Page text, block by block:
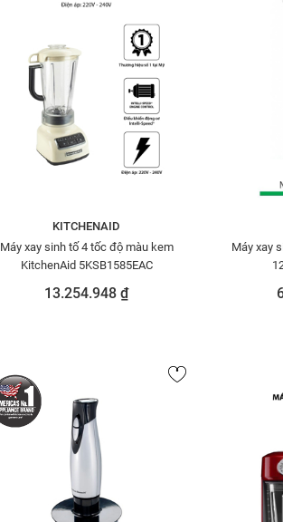
KITCHENAID
Máy xay sinh tố 4 tốc độ màu kem
KitchenAid 5KSB1585EAC
13.254.948 ₫
Máy xay